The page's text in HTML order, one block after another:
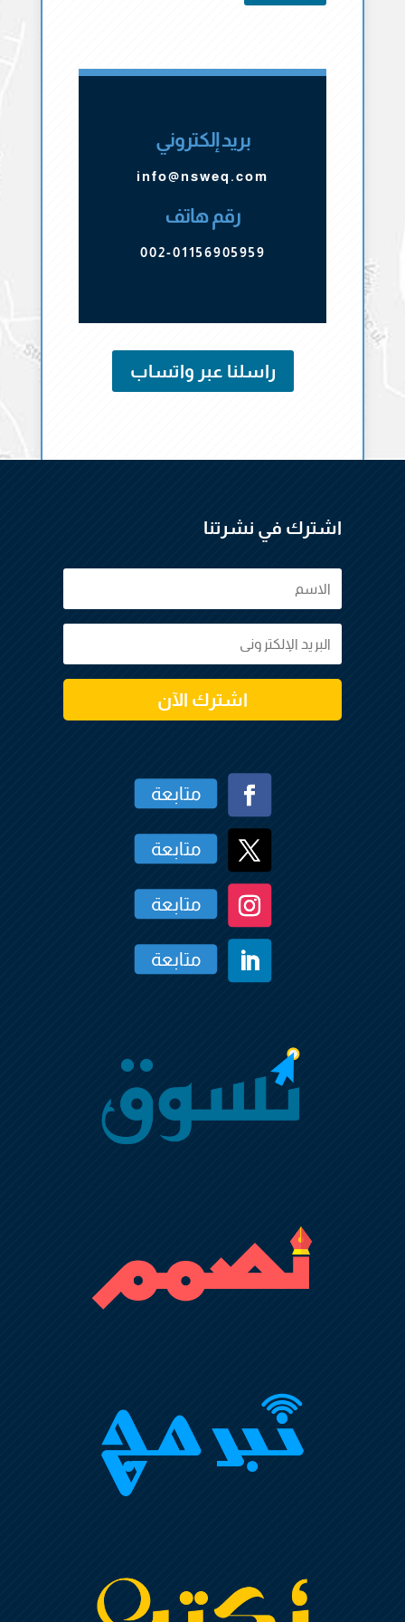
بريد إلكتروني
info@nsweq.com
رقم هاتف
002-01156905959
راسلنا عبر واتساب
اشترك في نشرتنا
اشترك الآن
متابعة
متابعة
متابعة
متابعة